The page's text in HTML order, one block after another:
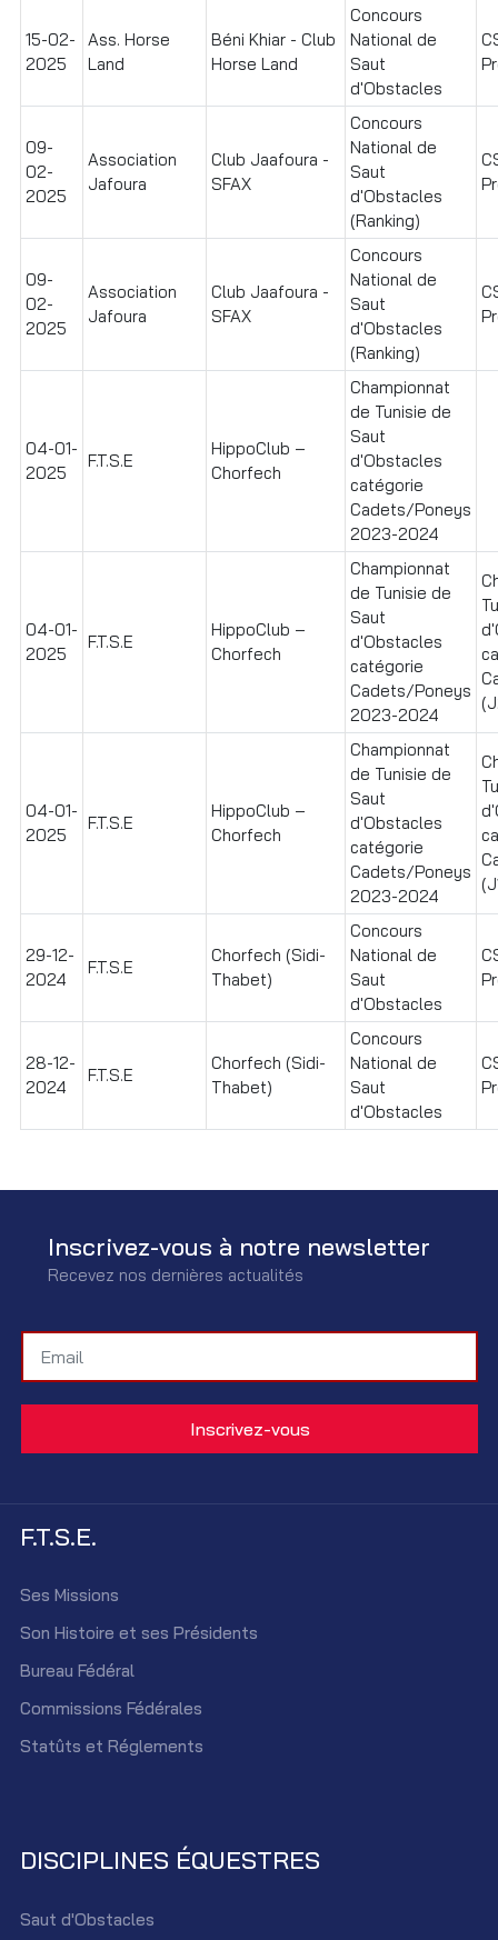
15-02-
2025
Ass. Horse
Land
Béni Khiar - Club
Horse Land
Concours
National de
Saut
d'Obstacles
09-
02-
2025
Association
Jafoura
Club Jaafoura -
SFAX
Concours
National de
Saut
d'Obstacles
(Ranking)
09-
02-
2025
Association
Jafoura
Club Jaafoura -
SFAX
Concours
National de
Saut
d'Obstacles
(Ranking)
04-01-
2025
F.T.S.E
HippoClub –
Chorfech
Championnat
de Tunisie de
Saut
d'Obstacles
catégorie
Cadets/Poneys
2023-2024
04-01-
2025
F.T.S.E
HippoClub –
Chorfech
Championnat
de Tunisie de
Saut
d'Obstacles
catégorie
Cadets/Poneys
2023-2024
04-01-
2025
F.T.S.E
HippoClub –
Chorfech
Championnat
de Tunisie de
Saut
d'Obstacles
catégorie
Cadets/Poneys
2023-2024
29-12-
2024
F.T.S.E
Chorfech (Sidi-
Thabet)
Concours
National de
Saut
d'Obstacles
28-12-
2024
F.T.S.E
Chorfech (Sidi-
Thabet)
Concours
National de
Saut
d'Obstacles
Inscrivez-vous à notre newsletter
Recevez nos dernières actualités
F.T.S.E.
Ses Missions
Son Histoire et ses Présidents
Bureau Fédéral
Commissions Fédérales
Statûts et Réglements
DISCIPLINES ÉQUESTRES
Saut d'Obstacles